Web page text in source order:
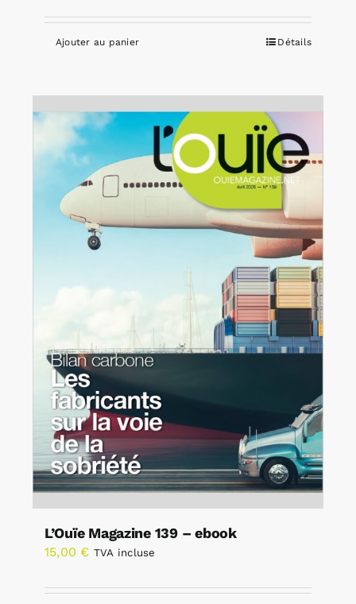
Ajouter au panier Détails
L’Ouïe Magazine 139 – ebook
15,00 € TVA incluse